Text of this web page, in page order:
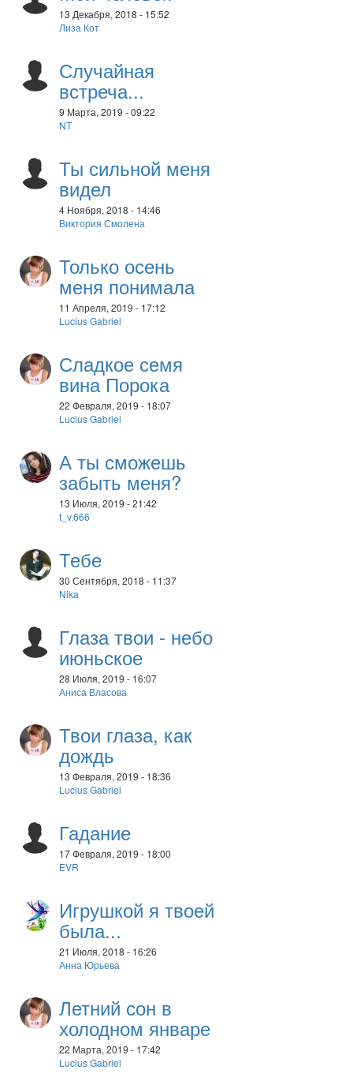
13 Декабря, 2018 - 15:52
Лиза Кот
Случайная
встреча...
9 Марта, 2019 - 09:22
NT
Ты сильной меня
видел
4 Ноября, 2018 - 14:46
Виктория Смолена
Только осень
меня понимала
11 Апреля, 2019 - 17:12
Lucius Gabriel
Сладкое семя
вина Порока
22 Февраля, 2019 - 18:07
Lucius Gabriel
А ты сможешь
забыть меня?
13 Июля, 2019 - 21:42
t_v.666
Тебе
30 Сентября, 2018 - 11:37
Nika
Глаза твои - небо
июньское
28 Июля, 2019 - 16:07
Аниса Власова
Твои глаза, как
дождь
13 Февраля, 2019 - 18:36
Lucius Gabriel
Гадание
17 Февраля, 2019 - 18:00
EVR
Игрушкой я твоей
была...
21 Июля, 2018 - 16:26
Анна Юрьева
Летний сон в
холодном январе
22 Марта, 2019 - 17:42
Lucius Gabriel